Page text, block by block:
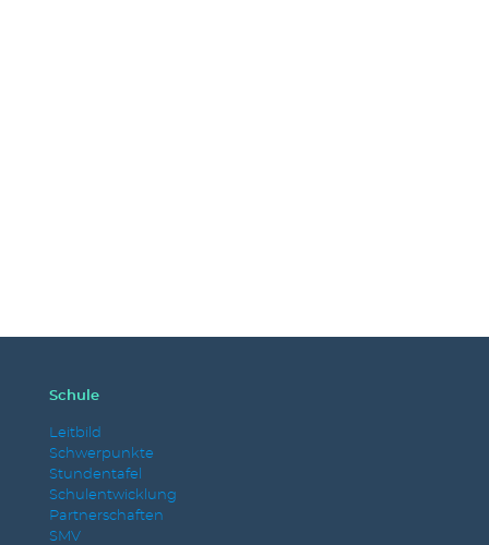
Schule
Leitbild
Schwerpunkte
Stundentafel
Schulentwicklung
Partnerschaften
SMV